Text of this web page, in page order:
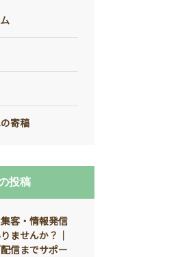
寄稿
投稿
客・情報発信
ませんか？｜
信までサポー